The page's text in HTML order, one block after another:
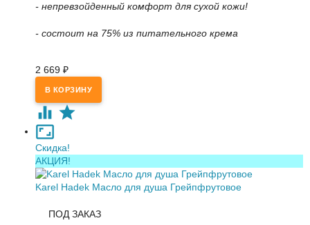
- непревзойденный комфорт для сухой кожи!
- состоит на 75% из питательного крема
2 669 ₽
Скидка!
АКЦИЯ!
Karel Hadek Масло для душа Грейпфрутовое
ПОД ЗАКАЗ